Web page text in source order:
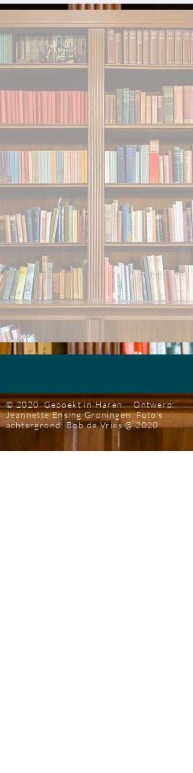
© 2020 Geboekt in Haren.Ontwerp:
Jeannette EnsingGroningenFoto's
achtergrond: Bob de Vries@ 2020